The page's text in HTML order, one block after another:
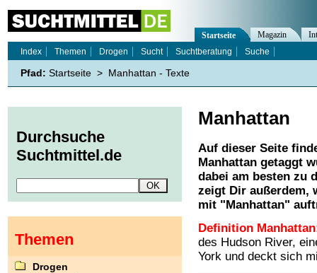
Manhattan
Auf dieser Seite
Manhattan getaggt
dabei am besten zu
zeigt Dir außerdem,
mit " Manhattan"
Definition
des Hudson River,
York und deckt sich
Startseite Magazin
Index
Themen Drogen Sucht Suchtberatung Suche
Pfad: Startseite > Manhattan - Texte
Durchsuche
Suchtmittel.de
Themen
Drogen